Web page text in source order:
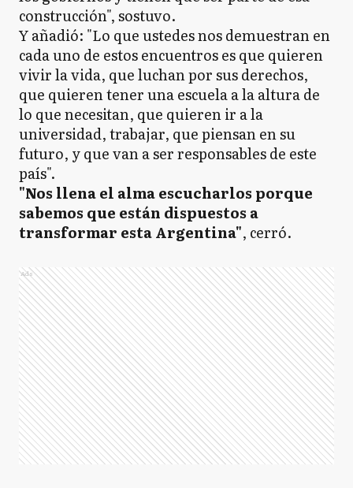
construcción", sostuvo.
Y añadió: "Lo que ustedes nos demuestran en
cada uno de estos encuentros es que quieren
vivir la vida, que luchan por sus derechos,
que quieren tener una escuela a la altura de
lo que necesitan, que quieren ir a la
universidad, trabajar, que piensan en su
futuro, y que van a ser responsables de este
país".
"Nos llena el alma escucharlos porque
sabemos que están dispuestos a
transformar esta Argentina", cerró.
Ads